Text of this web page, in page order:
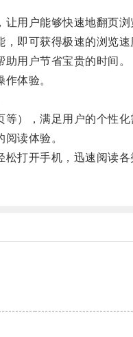
户能够快速地翻页浏
即可获得极速的浏览速
用户节省宝贵的时间。
体验。
），满足用户的个性化
读体验。
打开手机，迅速阅读各